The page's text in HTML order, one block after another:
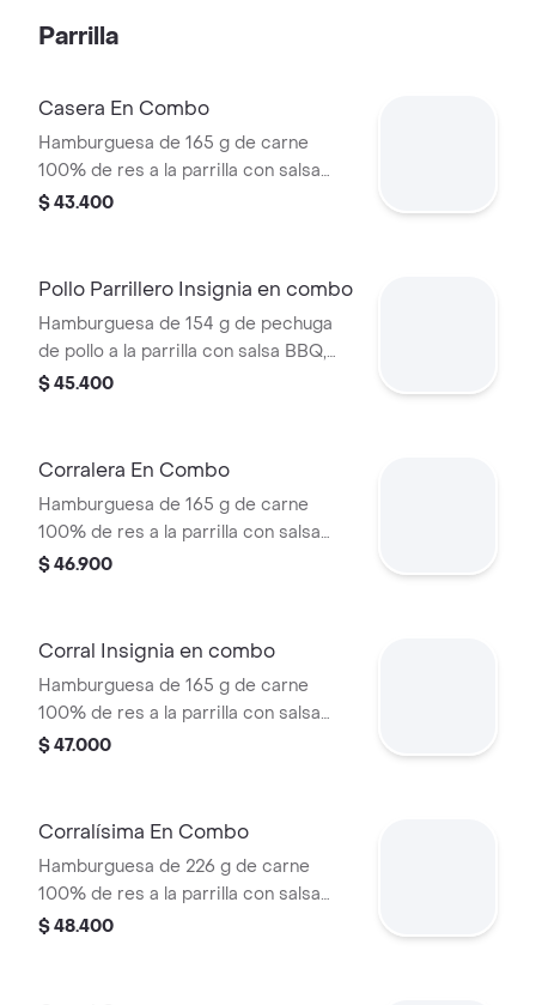
tomate y mostaza en pan papa
Parrilla
Casera En Combo
Hamburguesa de 165 g de carne
100% de res a la parrilla con salsa
bbq, queso americano, cebolla,
cascos) + bebida
$ 43.400
Pollo Parrillero Insignia en combo
Hamburguesa de 154 g de pechuga
de pollo a la parrilla con salsa BBQ,
tocineta, una tajada de queso tipo
pan papa + papas medianas (Corral o
$ 45.400
Corralera En Combo
Hamburguesa de 165 g de carne
100% de res a la parrilla con salsa
bbq, tocineta, queso americano,
bebida pet
$ 46.900
Corral Insignia en combo
Hamburguesa de 165 g de carne
100% de res a la parrilla con salsa
BBQ, tocineta, queso americano,
mostaza en pan papa + papas Corral
$ 47.000
Corralísima En Combo
Hamburguesa de 226 g de carne
100% de res a la parrilla con salsa
bbq, queso mozzarella, tomate,
$ 48.400